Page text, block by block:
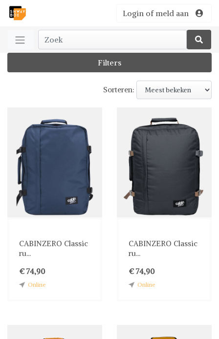
Login of meld aan
Filters
Sorteren:
CABINZERO Classic
ru...
€ 74,90
Online
CABINZERO Classic
ru...
€ 74,90
Online